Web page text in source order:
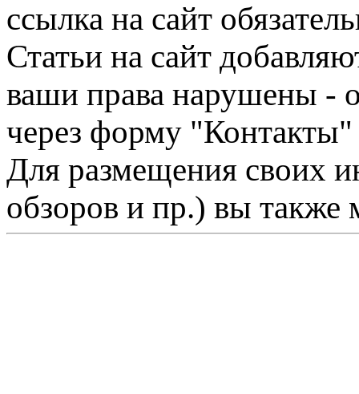
ссылка на сайт
Статьи на сайт
ваши права нарушены -
через форму "Контакты"
Для размещения своих
обзоров и пр.) вы также